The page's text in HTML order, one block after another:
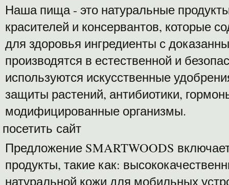
Наша пища - это натуральные
красителей и консервантов, которые
для здоровья ингредиенты с
производятся в естественной и
используются искусственные
защиты растений, антибиотики,
модифицированные организмы.
посетить сайт
Предложение SMARTWOODS
продукты, такие как:
натуральной кожи для мобильных